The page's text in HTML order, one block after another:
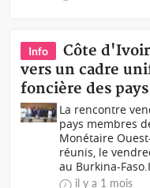
Info
Côte
vers un cadre
foncière des
La rencontre
pays membres
Monétaire
réunis, le
au Burkina-
il y a 1 mois